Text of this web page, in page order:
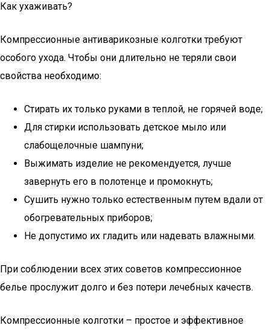
Как ухаживать?
Компрессионные антиварикозные колготки требуют
особого ухода. Чтобы они длительно не теряли свои
свойства необходимо:
Стирать их только руками в теплой, не горячей воде;
Для стирки использовать детское мыло или
слабощелочные шампуни;
Выжимать изделие не рекомендуется, лучше
завернуть его в полотенце и промокнуть;
Сушить нужно только естественным путем вдали от
обогревательных приборов;
Не допустимо их гладить или надевать влажными.
При соблюдении всех этих советов компрессионное
белье прослужит долго и без потери лечебных качеств.
Компрессионные колготки – простое и эффективное